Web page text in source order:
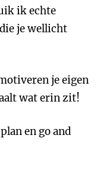
ik echte
je wellicht
je eigen
wat erin zit!
en go and